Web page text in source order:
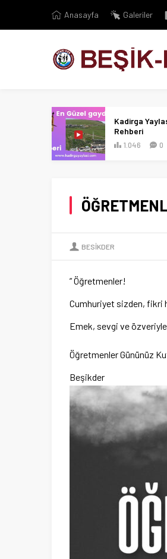
Anasayfa Galeriler
Kadirga
Rehberi
1.046 0
BESIKDER
” Öğretmenler!
Cumhuriyet sizden, fikri
Emek, sevgi ve özveriyle
Öğretmenler Gününüz